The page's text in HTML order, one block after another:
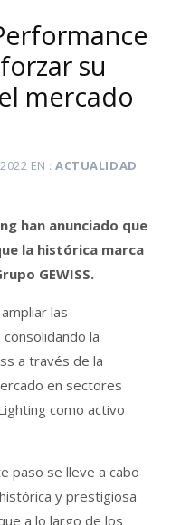
su
mercado
EN
ACTUALIDAD
han anunciado que
la histórica marca
GEWISS.
las
la
a través de la
en sectores
como activo
paso se lleve a cabo
y prestigiosa
a lo largo de los